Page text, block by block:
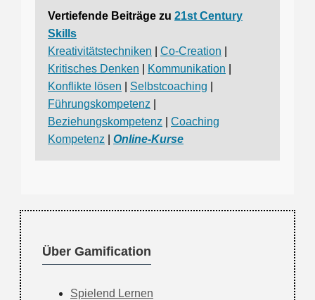
Vertiefende Beiträge zu 21st Century
Skills
Kreativitätstechniken
Co-Creation
Kritisches Denken
Kommunikation
Konflikte lösen
Selbstcoaching
Führungskompetenz
Beziehungskompetenz
Coaching
Kompetenz
Online-Kurse
Über Gamification
Spielend Lernen